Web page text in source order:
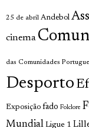
25 de abril Andebol
cinema
das Comunidades
Desporto
Exposição fado Folclore
Mundial Ligue 1